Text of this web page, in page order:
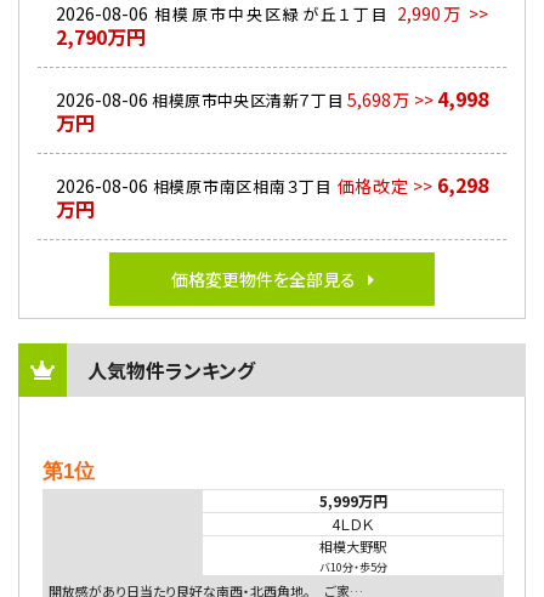
2026-08-06 相模原市中央区緑が丘１丁目 2,990万 >>
2,790万円
2026-08-06 相模原市中央区清新７丁目 5,698万 >> 4,998
万円
2026-08-06 相模原市南区相南３丁目 価格改定 >> 6,298
万円
価格変更物件を全部見る
人気物件ランキング
第1位
5,999万円
4ＬＤＫ
相模大野駅
バ10分・歩5分
開放感があり日当たり良好な南西・北西角地。 ご家…